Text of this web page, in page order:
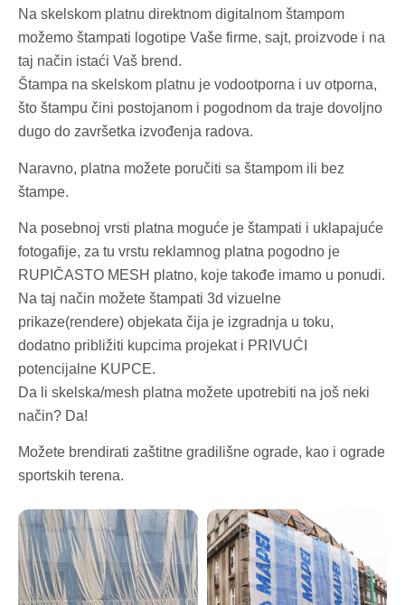
Na skelskom platnu direktnom digitalnom štampom
možemo štampati logotipe Vaše firme, sajt, proizvode i na
taj način istaći Vaš brend.
Štampa na skelskom platnu je vodootporna i uv otporna,
što štampu čini postojanom i pogodnom da traje dovoljno
dugo do završetka izvođenja radova.
Naravno, platna možete poručiti sa štampom ili bez
štampe.
Na posebnoj vrsti platna moguće je štampati i uklapajuće
fotogafije, za tu vrstu reklamnog platna pogodno je
RUPIČASTO MESH platno, koje takođe imamo u ponudi.
Na taj način možete štampati 3d vizuelne
prikaze(rendere) objekata čija je izgradnja u toku,
dodatno približiti kupcima projekat i PRIVUĆI
potencijalne KUPCE.
Da li skelska/mesh platna možete upotrebiti na još neki
način? Da!
Možete brendirati zaštitne gradilišne ograde, kao i ograde
sportskih terena.